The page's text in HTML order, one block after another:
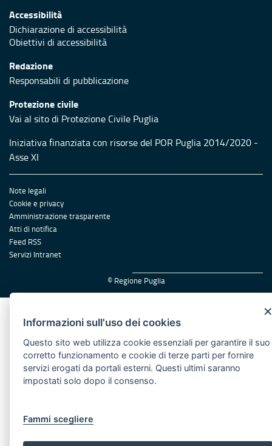
Accessibilità
Dichiarazione di accessibilità
Obiettivi di accessibilità
Redazione
Responsabili di pubblicazione
Protezione civile
Vai al sito di Protezione Civile Puglia
Iniziativa finanziata con risorse del POR Puglia 2014/2020 -
Asse XI
Note legali
Cookie e privacy
Amministrazione trasparente
Atti di notifica
Feed RSS
Servizi Intranet
© Regione Puglia
×
Informazioni sull'uso dei cookies
Questo sito web utilizza cookie essenziali per garantire il suo
corretto funzionamento e cookie di terze parti per fornire
servizi erogati da portali esterni. Questi ultimi saranno
impostati solo dopo il consenso.
Fammi scegliere